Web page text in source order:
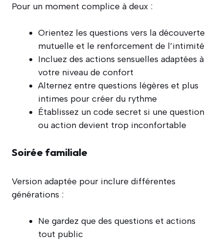
Pour un moment complice à deux :
Orientez les questions vers la découverte
mutuelle et le renforcement de l’intimité
Incluez des actions sensuelles adaptées à
votre niveau de confort
Alternez entre questions légères et plus
intimes pour créer du rythme
Établissez un code secret si une question
ou action devient trop inconfortable
Soirée familiale
Version adaptée pour inclure différentes
générations :
Ne gardez que des questions et actions
tout public